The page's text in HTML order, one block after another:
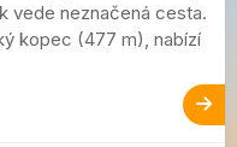
vede neznačená cesta.
kopec (477 m), nabízí